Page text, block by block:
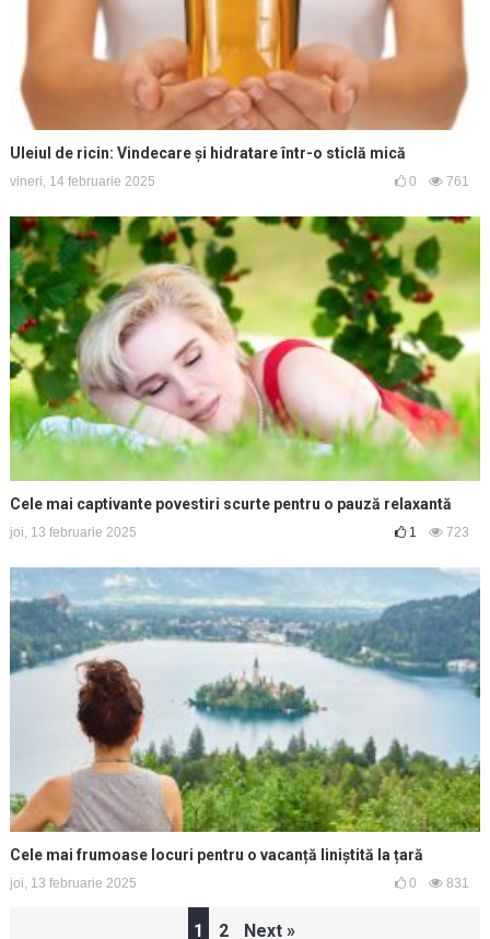
Uleiul de ricin: Vindecare și hidratare într-o sticlă mică
vineri, 14 februarie 2025 0 761
Cele mai captivante povestiri scurte pentru o pauză relaxantă
joi, 13 februarie 2025 1 723
Cele mai frumoase locuri pentru o vacanță liniștită la țară
joi, 13 februarie 2025 0 831
1 2 Next »